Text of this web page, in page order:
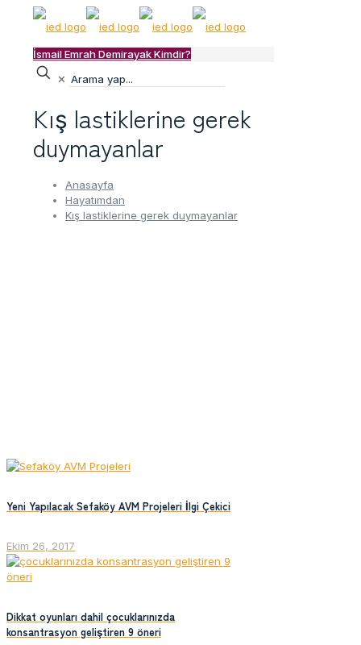
İsmail Emrah Demirayak Kimdir?
✕
Kış lastiklerine gerek
duymayanlar
Anasayfa
Hayatımdan
Kış lastiklerine gerek duymayanlar
Yeni Yapılacak Sefaköy AVM Projeleri İlgi Çekici
Ekim 26, 2017
Dikkat oyunları dahil çocuklarınızda
konsantrasyon geliştiren 9 öneri